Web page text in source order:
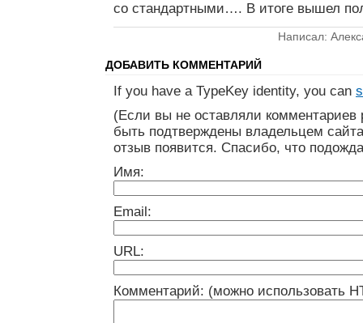
со стандартными…. В итоге вышел
Написал:
ДОБАВИТЬ КОММЕНТАРИЙ
If you have a TypeKey identity, you can
(Если вы не оставляли
быть подтверждены владельцем
отзыв появится. Спасибо, что
Имя:
Email:
URL:
Комментарий: (можно использовать